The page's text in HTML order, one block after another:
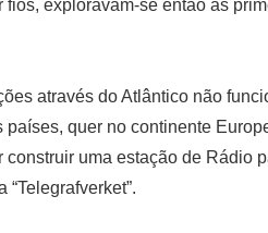
exploravam-se então as
através do Atlântico não
quer no continente
uma estação de Rádio